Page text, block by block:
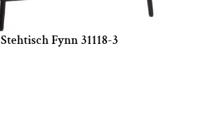
Stehtisch Fynn 31118-3